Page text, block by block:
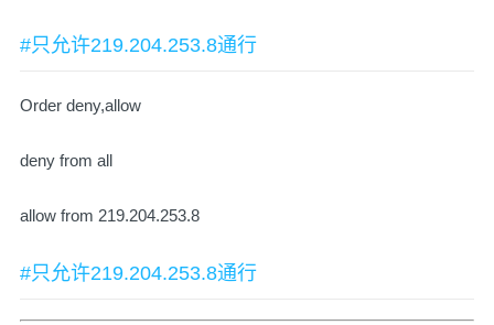
#只允许219.204.253.8通行
Order deny,allow
deny from all
allow from 219.204.253.8
#只允许219.204.253.8通行